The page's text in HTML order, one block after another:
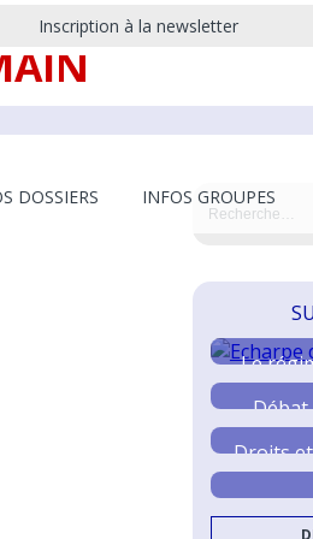
DOSSIERS INFOS GROUPES
Inscription à la newsletter
Le
Droits